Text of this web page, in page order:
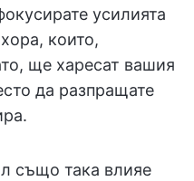
усилията
които,
ще харесат вашия
да разпращате
също така влияе